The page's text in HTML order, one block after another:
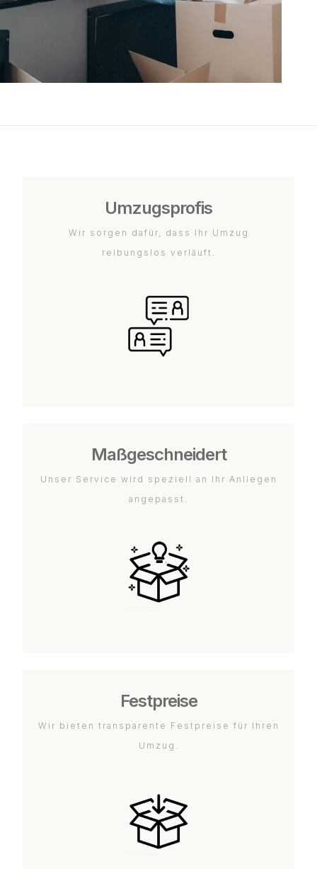
Umzugsprofis
Wir sorgen dafür, dass Ihr Umzug
reibungslos verläuft.
Maßgeschneidert
Unser Service wird speziell an Ihr Anliegen
angepasst.
Festpreise
Wir bieten transparente Festpreise für Ihren
Umzug.